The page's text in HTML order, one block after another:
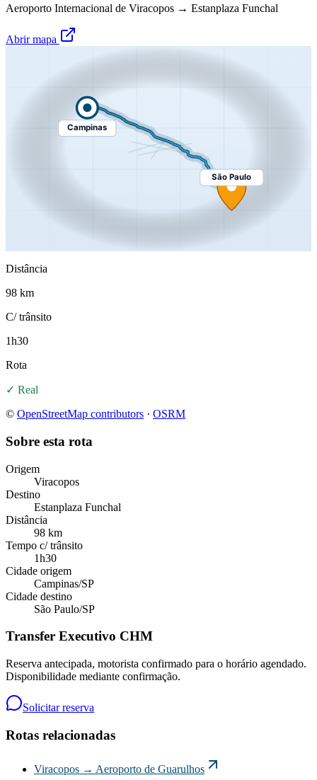
Aeroporto Internacional de Viracopos → Estanplaza Funchal
Abrir mapa
Campinas
São Paulo
Distância
98 km
C/ trânsito
1h30
Rota
✓ Real
© OpenStreetMap contributors · OSRM
Sobre esta rota
Origem
Viracopos
Destino
Estanplaza Funchal
Distância
98 km
Tempo c/ trânsito
1h30
Cidade origem
Campinas/SP
Cidade destino
São Paulo/SP
Transfer Executivo CHM
Reserva antecipada, motorista confirmado para o horário agendado.
Disponibilidade mediante confirmação.
Solicitar reserva
Rotas relacionadas
Viracopos → Aeroporto de Guarulhos